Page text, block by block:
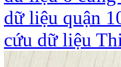
dữ liệu quận
cứu dữ liệu